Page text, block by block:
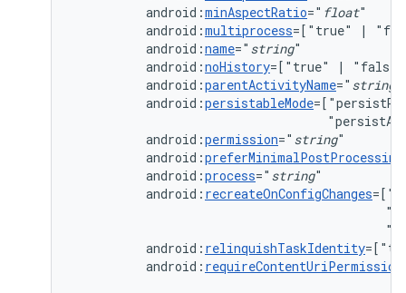
android:minAspectRatio=" float
android:multiprocess=["true"
|
android:name=" string
android:noHistory=["true" |
android:parentActivityName=" string
android:persistableMode
android:permission=" string
android:preferMinimalPostProcessing
android:process=" string
android: recreateOnConfigChanges
android: relinquishTaskIdentity
android: